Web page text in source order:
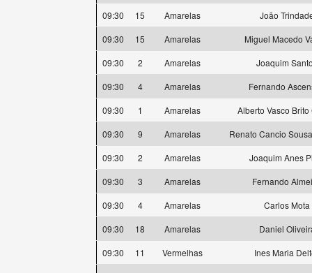
09:30
15 Amarelas
João
09:30
15 Amarelas
Miguel Macedo
09:30
2 Amarelas
Joaquim
09:30
4 Amarelas
Fernando
09:30
1 Amarelas
Alberto Vasco Brito
09:30
9 Amarelas
Renato Cancio
09:30
2 Amarelas
Joaquim Anes
09:30
3 Amarelas
Fernando
09:30
4 Amarelas
Carlos Mota
09:30
18 Amarelas
Daniel
09:30
11 Vermelhas
Ines Maria